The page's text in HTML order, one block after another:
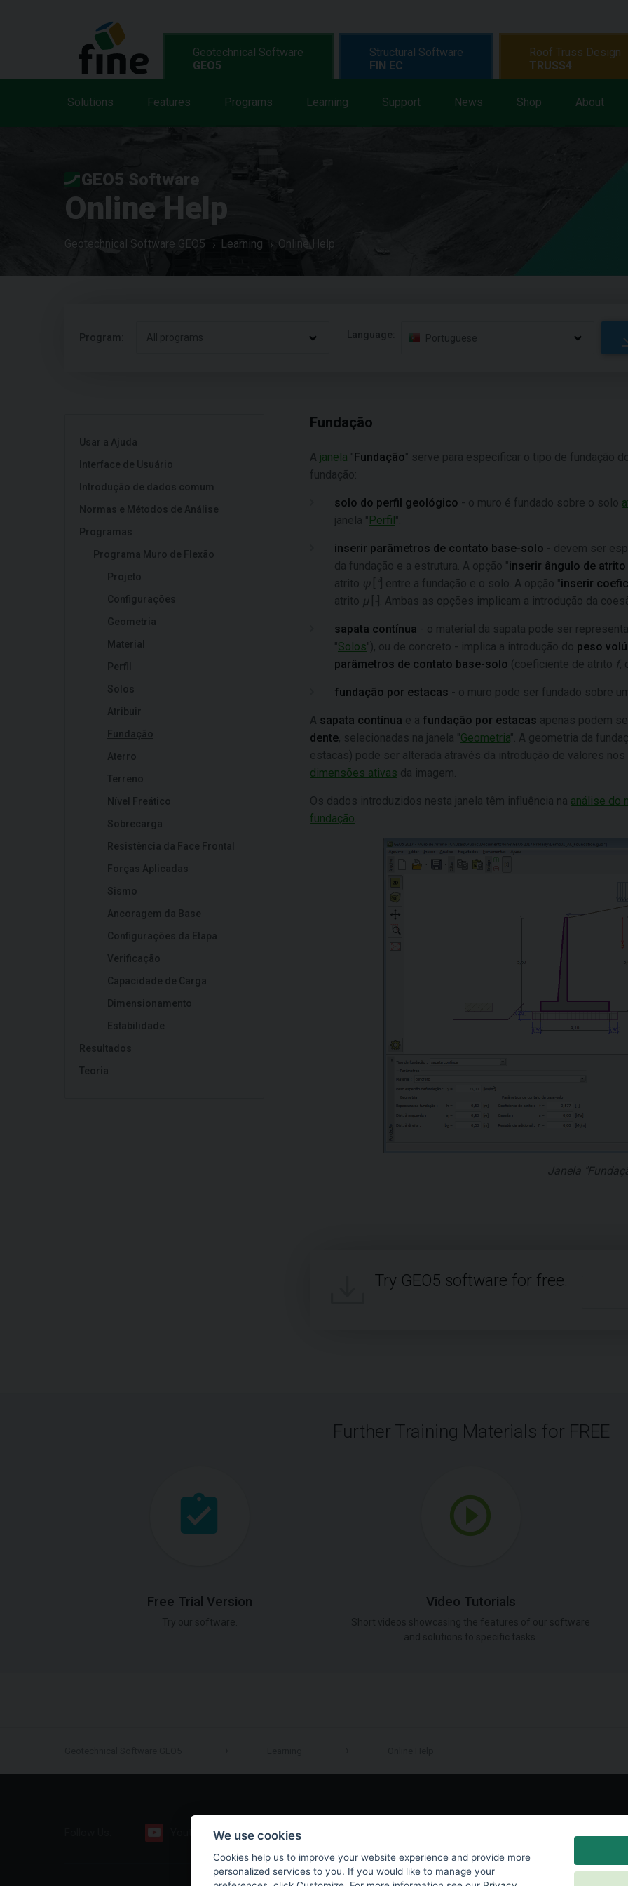
Geotechnical Software
GEO5
Solutions Features Programs Learning Support News Shop About
Structural Software
FIN EC
Roof Truss Design
TRUSS4
GEO5 Software
Online Help
Geotechnical Software GEO5 Learning Online Help
Program: All programs Language: Portuguese
Usar a Ajuda
Interface de Usuário
Introdução de dados comum
Normas e Métodos de Análise
Programas
Programa Muro de Flexão
Projeto
Configurações
Geometria
Material
Perfil
Solos
Atribuir
Fundação
Aterro
Terreno
Nível Freático
Sobrecarga
Resistência da Face Frontal
Forças Aplicadas
Sismo
Ancoragem da Base
Configurações da Etapa
Verificação
Capacidade de Carga
Dimensionamento
Estabilidade
Resultados
Teoria
Fundação
A janela "Fundação" serve para especificar o tipo de fundação
fundação:
solo do perfil geológico - o muro é fundado sobre o solo
janela "Perfil".
inserir parâmetros de contato base-solo - devem ser
da fundação e a estrutura. A opção "inserir ângulo de
atrito ψ ] entre a fundação e o solo. A opção "inserir
atrito μ ]. Ambas as opções implicam a introdução da
sapata contínua - o material da sapata pode ser
"Solos"), ou de concreto - implica a introdução do peso
parâmetros de contato base-solo (coeficiente de atrito f,
fundação por estacas - o muro pode ser fundado sobre
A sapata contínua e a fundação por estacas apenas podem
dente, selecionadas na janela "Geometria". A geometria da
estacas) pode ser alterada através da introdução de valores
dimensões ativas da imagem.
Os dados introduzidos nesta janela têm influência na análise do
fundação
Janela
Try GEO5 software for free.
Further Training Materials for FREE
Free Trial Version Video Tutorials
Facebook
We use cookies
Cookies help us to improve your website experience and provide more
personalized services to you. If you would like to manage your